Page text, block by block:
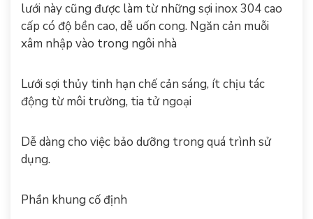
lưới này cũng được làm từ những sợi inox 304 cao
cấp có độ bền cao, dễ uốn cong. Ngăn cản muỗi
xâm nhập vào trong ngôi nhà
Lưới sợi thủy tinh hạn chế cản sáng, ít chịu tác
động từ môi trường, tia tử ngoại
Dễ dàng cho việc bảo dưỡng trong quá trình sử
dụng.
Phần khung cố định